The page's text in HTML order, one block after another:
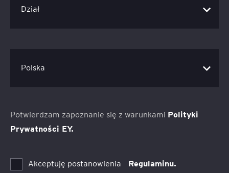
Potwierdzam zapoznanie się z warunkami Polityki
Prywatności EY.
Akceptuję postanowienia Regulaminu.